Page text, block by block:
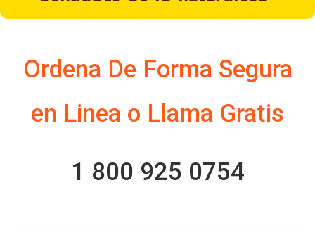
Ordena De Forma Segura
en Linea o Llama Gratis
1 800 925 0754